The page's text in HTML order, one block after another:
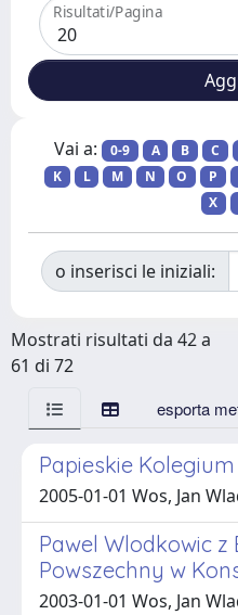
Risultati/Pagina
Vai a: 0-9 A B C
K
L M N O P
X
o inserisci le iniziali:
Mostrati risultati da 42 a
61 di 72
esporta
Papieskie
2005-01-01 Wos, Jan
Pawel Wlodkowic z
Powszechny w
2003-01-01 Wos, Jan